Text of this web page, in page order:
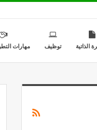
الذاتية توظيف مهارات